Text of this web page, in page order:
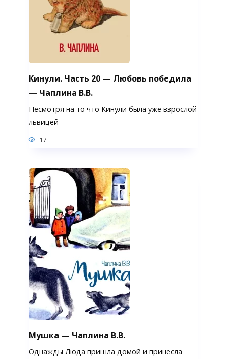
Кинули. Часть 20 — Любовь победила
— Чаплина В.В.
Несмотря на то что Кинули была уже взрослой
львицей
17
Мушка — Чаплина В.В.
Однажды Люда пришла домой и принесла